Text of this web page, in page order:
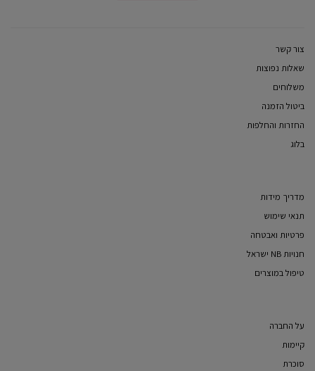
צור קשר
שאלות נפוצות
משלוחים
ביטול הזמנה
החזרות והחלפות
בלוג
מדריך מידות
תנאי שימוש
פרטיות ואבטחה
חנויות NB ישראל
טיפול במוצרים
על החברה
קיימות
סוכרת